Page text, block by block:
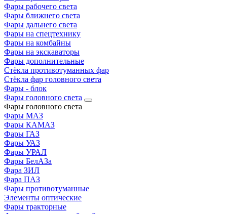
Фары рабочего света
Фары ближнего света
Фары дальнего света
Фары на спецтехнику
Фары на комбайны
Фары на экскаваторы
Фары дополнительные
Стёкла противотуманных фар
Стёкла фар головного света
Фары - блок
Фары головного света
Фары головного света
Фары МАЗ
Фары КАМАЗ
Фары ГАЗ
Фары УАЗ
Фары УРАЛ
Фары БелАЗа
Фара ЗИЛ
Фара ПАЗ
Фары противотуманные
Элементы оптические
Фары тракторные